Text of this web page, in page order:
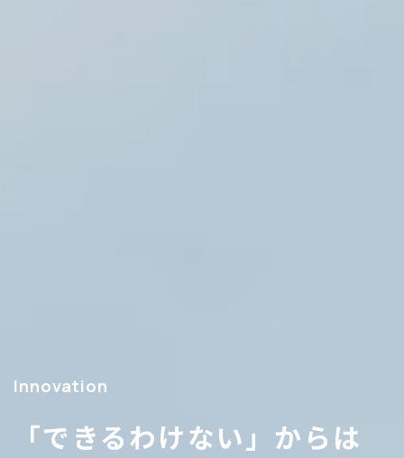
Innovation
「できるわけない」からは